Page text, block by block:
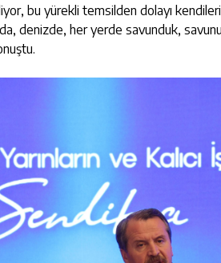
bu yürekli temsilden dolayı
denizde, her yerde savunduk,